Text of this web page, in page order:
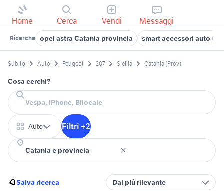
Home Cerca Vendi Messaggi
Ricerche opel astra Catania provincia smart accessori auto
Subito Auto Peugeot 207 Sicilia Catania (Prov)
Cosa cerchi?
Auto Filtri +2
Salva ricerca Dal più rilevante